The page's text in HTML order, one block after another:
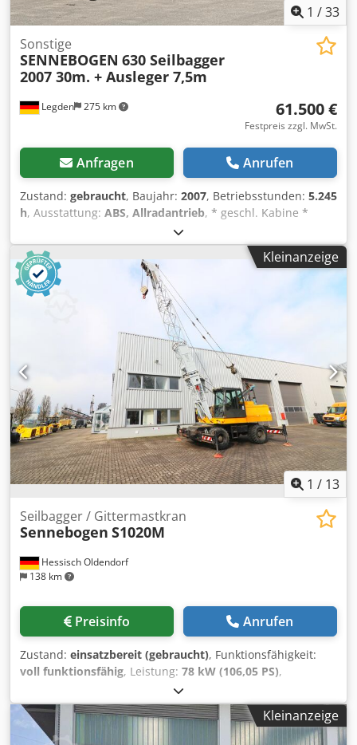
1 /33
Legden 275 km
Sonstige
SENNEBOGEN 630 Seilbagger
2007 30m. + Ausleger 7,5m
61.500 €
Festpreis zzgl. MwSt.
Anfragen Anrufen
Zustand: gebraucht, Baujahr: 2007, Betriebsstunden: 5.245
h, Ausstattung: ABS, Allradantrieb, * geschl. Kabine *
Klimaanlage Dodpfx Aszah Tdsguowa * Standheizung *
HIRSCHMANN Steuersystem mit TFT Monitor *
wassergekühlter Dieselmotor 150kW * stufenlose
Drehzahleinstellung * Hasen & Schneckengang *
elektrische Parkbremse * Überlastschaltung * Allrad *
hydraulische 4-Punkt Abstützung * Zentralschmieranlage *
30 Meter Armlänge * 7,5 Meter Ausleger ----
Fahrzeugnummer 12091 -----Irrtümer & Zwischenverkauf
vorbehalten
Kleinanzeige
1 / 13
Hessisch Oldendorf
138 km
Seilbagger / Gittermastkran
Sennebogen S1020M
Preisinfo Anrufen
Zustand: einsatzbereit (gebraucht), Funktionsfähigkeit:
voll funktionsfähig, Leistung: 78 kW (106,05 PS),
, Baujahr:1992
10.027 h, Ausstattung:Kabine, Reifengroesse: 10.00-20
Dedpfjrvgyxjx Aguswa Hubgeschwindigkeit: 66 m/min
Einsatzgewicht: 22000 kg Lasthaken: 20000 kg Ausleger
Kleinanzeige